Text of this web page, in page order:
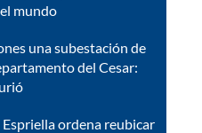
mundo
una subestación de
del Cesar:
ordena reubicar